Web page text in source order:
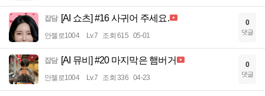
잡담 [AI 쇼츠] #16 사귀어 주세요.
안젤로1004 Lv.7 조회 615 05-01
0
댓글
잡담 [AI 뮤비] #20 마지막은 햄버거
안젤로1004 Lv.7 조회 336 04-23
0
댓글